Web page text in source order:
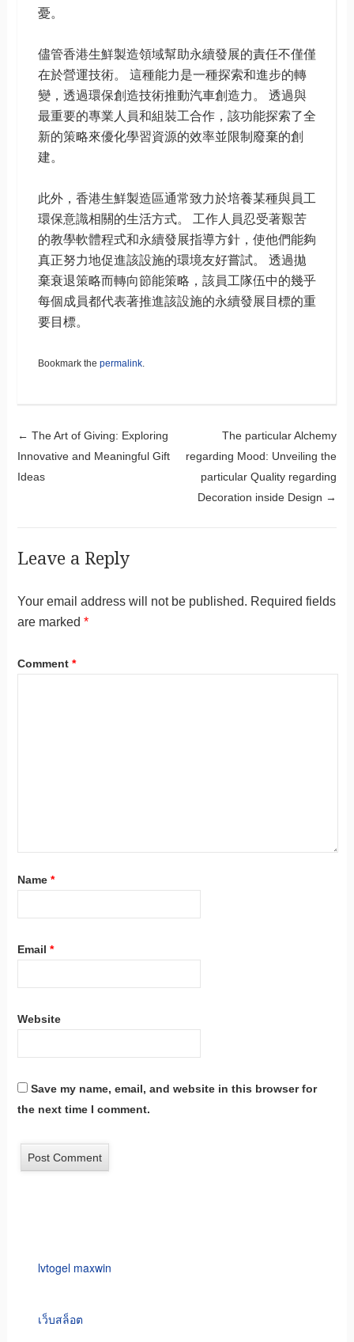
憂。
儘管香港生鮮製造領域幫助永續發展的責任不僅僅
在於營運技術。 這種能力是一種探索和進步的轉
變，透過環保創造技術推動汽車創造力。 透過與
最重要的專業人員和組裝工合作，該功能探索了全
新的策略來優化學習資源的效率並限制廢棄的創
建。
此外，香港生鮮製造區通常致力於培養某種與員工
環保意識相關的生活方式。 工作人員忍受著艱苦
的教學軟體程式和永續發展指導方針，使他們能夠
真正努力地促進該設施的環境友好嘗試。 透過拋
棄衰退策略而轉向節能策略，該員工隊伍中的幾乎
每個成員都代表著推進該設施的永續發展目標的重
要目標。
Bookmark the permalink.
Post navigation
← The Art of Giving: Exploring
Innovative and Meaningful Gift
Ideas
The particular Alchemy
regarding Mood: Unveiling the
particular Quality regarding
Decoration inside Design →
Leave a Reply
Your email address will not be published. Required fields
are marked *
Comment *
Name *
Email *
Website
Save my name, email, and website in this browser for
the next time I comment.
lvtogel maxwin
เว็บสล็อต